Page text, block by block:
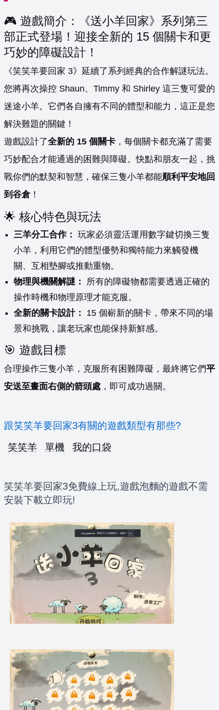
🎮 遊戲簡介：《送小羊回家》系列第三
部正式登場！迎接全新的 15 個關卡和更
巧妙的障礙設計！
《笑笑羊要回家 3》延續了系列經典的合作解謎玩法。
您將再次操控 Shaun、Timmy 和 Shirley 這三隻可愛的
迷途小羊。它們各自擁有不同的體型和能力，這正是您
解決難題的關鍵！
遊戲設計了全新的 15 個關卡 ，每個關卡都充滿了需要
巧妙配合才能通過的困難與障礙。快點和朋友一起，挑
戰你們的默契和智慧，確保三隻小羊都能順利平安地回
到谷倉！
🌟 核心特色與玩法
三羊分工合作： 玩家必須靈活運用數字鍵切換三隻
小羊，利用它們的體型優勢和獨特能力來觸發機
關、互相墊腳或推動重物。
物理與機關解謎：
所有的障礙物都需要透過正確的
操作時機和物理原理才能克服。
全新的關卡設計：
15 個嶄新的關卡，帶來不同的場
景和挑戰，讓老玩家也能保持新鮮感。
🎯 遊戲目標
合理操作三隻小羊，克服所有困難障礙，最終將它們平
安送至畫面右側的箭頭處 ，即可成功過關。
跟笑笑羊要回家3有關的遊戲類型有那些?
笑笑羊
單機 我的口袋
笑笑羊要回家3免費線上玩,遊戲泡麵的遊戲不需
安裝下載立即玩!